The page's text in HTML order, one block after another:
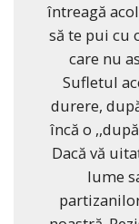
întreagă
să te pui cu
care nu
Sufletul
durere,
încă o
Dacă vă
lume